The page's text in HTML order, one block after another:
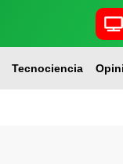
Tecnociencia